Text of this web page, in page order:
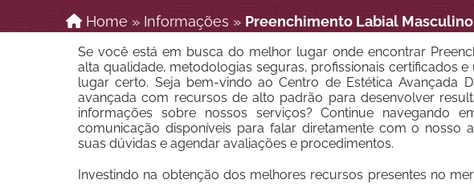
Home » Informações » Preenchimento Labial Masculino
Se você está em busca do melhor lugar onde encontrar
alta qualidade, metodologias seguras, profissionais certificados
lugar certo. Seja bem-vindo ao Centro de Estética Avançada
avançada com recursos de alto padrão para desenvolver
informações sobre nossos serviços? Continue navegando
comunicação disponíveis para falar diretamente com o nosso
suas dúvidas e agendar avaliações e procedimentos.
Investindo na obtenção dos melhores recursos presentes no